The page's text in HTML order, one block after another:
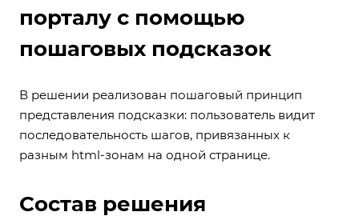
порталу с помощью
пошаговых подсказок
В решении реализован пошаговый принцип
представления подсказки: пользователь видит
последовательность шагов, привязанных к
разным html-зонам на одной странице.
Состав решения